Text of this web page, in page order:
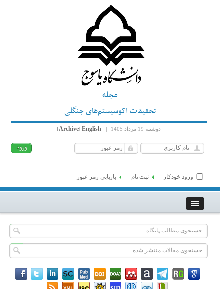
مجله
تحقیقات اکوسیستم‌های جنگلی
دوشنبه 19 مرداد 1405 |
English
[Archive]
ورود خودکار ثبت نام بازیابی رمز عبور